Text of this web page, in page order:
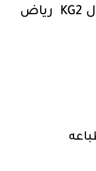
تحميل تحضير رياض اطفال KG2 رياض